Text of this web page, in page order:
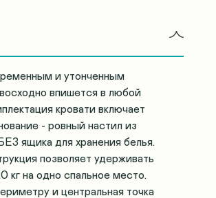
и утонченным
впишется в любой
кровати включает
- ровный настил из
ящика для хранения белья.
позволяет удерживать
кг на одно спальное место.
и центральная точка